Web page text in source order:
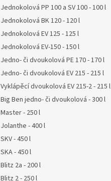
Jednokolová PP 100 a SV 100 - 100 l
Jednokolová BK 120 - 120 l
Jednokolová EV 125 - 125 l
Jednokolová EV-150 - 150 l
Jedno- či dvoukolová PE 170 - 170 l
Jedno- či dvoukolová EV 215 - 215 l
Vyklápěcí dvoukolová EV 215-2 - 215 l
Big Ben jedno- či dvoukolová - 300 l
Master - 250 l
Jolanthe - 400 l
SKV - 450 l
SKA - 450 l
Blitz 2a - 200 l
Blitz 2 - 250 l